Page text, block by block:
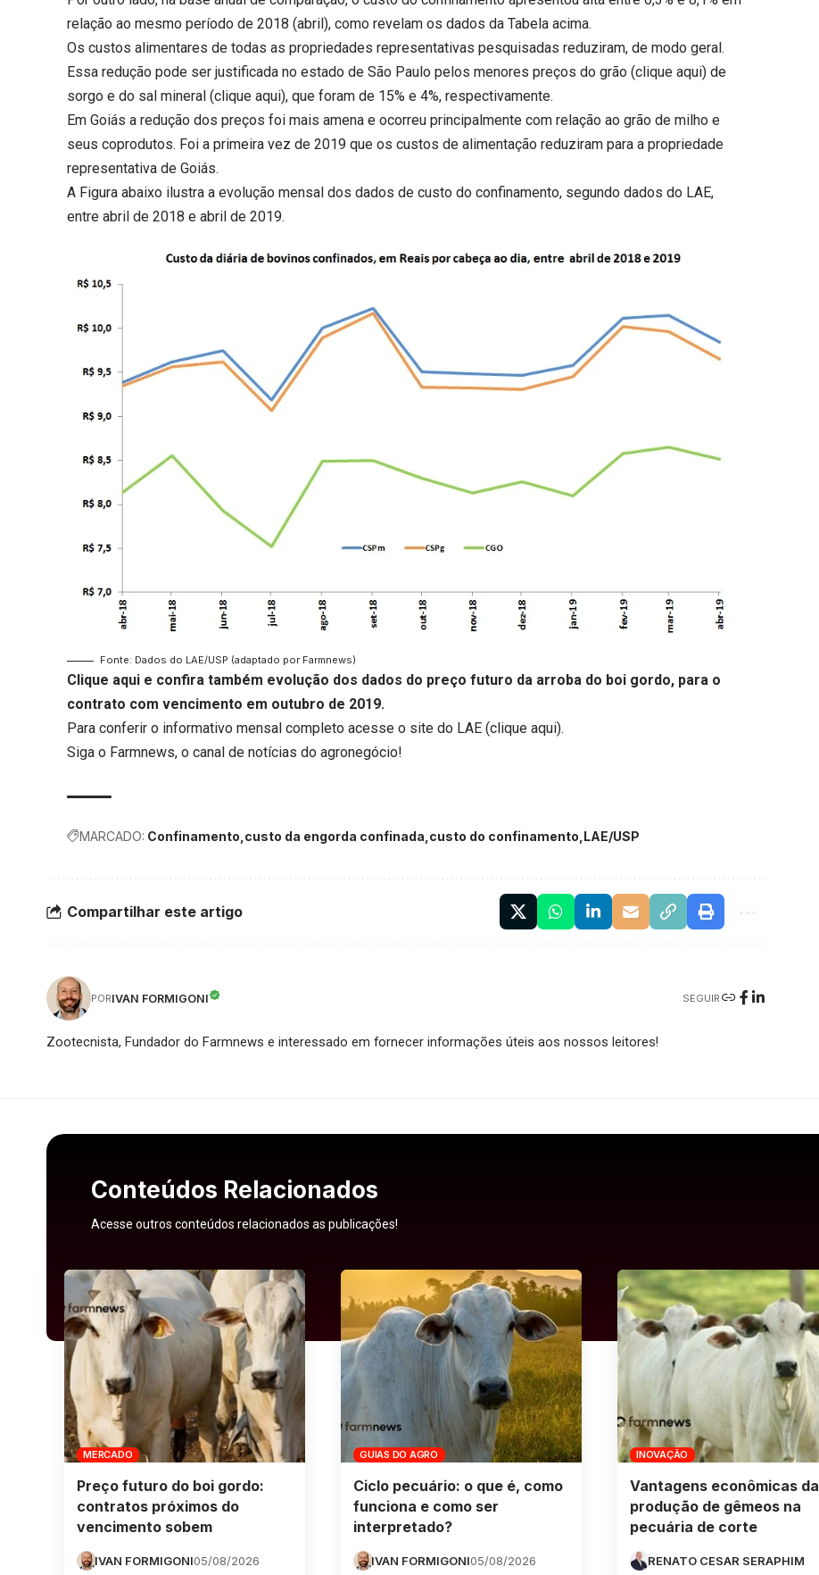
relação ao mesmo período de 2018 (abril), como revelam os dados da Tabela acima.
Os custos alimentares de todas as propriedades representativas pesquisadas reduziram, de modo geral.
Essa redução pode ser justificada no estado de São Paulo pelos menores preços do grão (clique aqui) de
sorgo e do sal mineral (clique aqui), que foram de 15% e 4%, respectivamente.
Em Goiás a redução dos preços foi mais amena e ocorreu principalmente com relação ao grão de milho e
seus coprodutos. Foi a primeira vez de 2019 que os custos de alimentação reduziram para a propriedade
representativa de Goiás.
A Figura abaixo ilustra a evolução mensal dos dados de custo do confinamento, segundo dados do LAE,
entre abril de 2018 e abril de 2019.
Fonte: Dados do LAE/USP (adaptado por Farmnews)
Clique aqui e confira também evolução dos dados do preço futuro da arroba do boi gordo, para o
contrato com vencimento em outubro de 2019.
Para conferir o informativo mensal completo acesse o site do LAE (clique aqui).
Siga o Farmnews, o canal de notícias do agronegócio!
MARCADO: Confinamento custo da engorda confinada custo do confinamento LAE/USP
Compartilhar este artigo
PORIVAN FORMIGONI SEGUIR
Zootecnista, Fundador do Farmnews e interessado em fornecer informações úteis aos nossos leitores!
Conteúdos Relacionados
Acesse outros conteúdos relacionados as publicações!
MERCADO
Preço futuro do boi gordo:
contratos próximos do
vencimento sobem
IVAN FORMIGONI05/08/2026
GUIAS DO AGRO
Ciclo pecuário: o que é, como
funciona e como ser
interpretado?
IVAN FORMIGONI05/08/2026
INOVAÇÃO
Vantagens econômicas da
produção de gêmeos na
pecuária de corte
RENATO CESAR SERAPHIM